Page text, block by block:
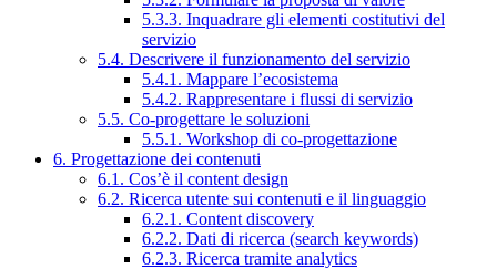
5.3.3. Inquadrare gli elementi costitutivi del
servizio
5.4. Descrivere il funzionamento del servizio
5.4.1. Mappare l’ecosistema
5.4.2. Rappresentare i flussi di servizio
5.5. Co-progettare le soluzioni
5.5.1. Workshop di co-progettazione
6. Progettazione dei contenuti
6.1. Cos’è il content design
6.2. Ricerca utente sui contenuti e il linguaggio
6.2.1. Content discovery
6.2.2. Dati di ricerca (search keywords)
6.2.3. Ricerca tramite analytics